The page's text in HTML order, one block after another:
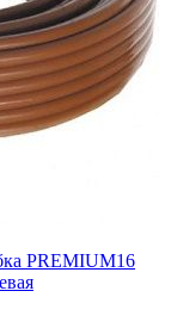
PREMIUM16